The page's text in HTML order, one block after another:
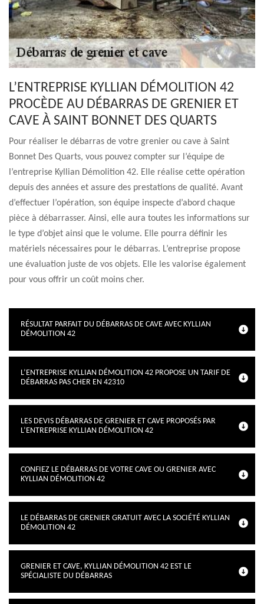
L’ENTREPRISE KYLLIAN DÉMOLITION 42
PROCÈDE AU DÉBARRAS DE GRENIER ET
CAVE À SAINT BONNET DES QUARTS
Pour réaliser le débarras de votre grenier ou cave à Saint
Bonnet Des Quarts, vous pouvez compter sur l’équipe de
l’entreprise Kyllian Démolition 42. Elle réalise cette opération
depuis des années et assure des prestations de qualité. Avant
d’effectuer l’opération, son équipe inspecte d’abord chaque
pièce à débarrasser. Ainsi, elle aura toutes les informations sur
le type d’objet ainsi que le volume. Elle pourra définir les
matériels nécessaires pour le débarras. L’entreprise propose
une évaluation juste de vos objets. Elle les valorise également
pour vous offrir un coût moins cher.
RÉSULTAT PARFAIT DU DÉBARRAS DE CAVE AVEC KYLLIAN
DÉMOLITION 42
L’ENTREPRISE KYLLIAN DÉMOLITION 42 PROPOSE UN TARIF DE
DÉBARRAS PAS CHER EN 42310
LES DEVIS DÉBARRAS DE GRENIER ET CAVE PROPOSÉS PAR
L’ENTREPRISE KYLLIAN DÉMOLITION 42
CONFIEZ LE DÉBARRAS DE VOTRE CAVE OU GRENIER AVEC
KYLLIAN DÉMOLITION 42
LE DÉBARRAS DE GRENIER GRATUIT AVEC LA SOCIÉTÉ KYLLIAN
DÉMOLITION 42
GRENIER ET CAVE, KYLLIAN DÉMOLITION 42 EST LE
SPÉCIALISTE DU DÉBARRAS